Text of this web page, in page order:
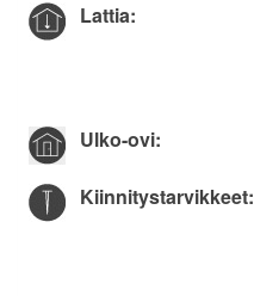
Lattia:
Ulko-ovi:
Kiinnitys­tarvikkeet: